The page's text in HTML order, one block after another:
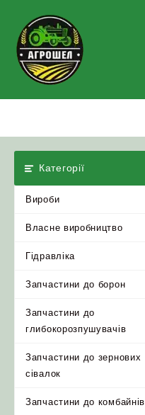
content
Категорії
Вироби
Власне виробництво
Гідравліка
Запчастини до борон
Запчастини до
глибокорозпушувачів
Запчастини до зернових
сівалок
Запчастини до комбайнів